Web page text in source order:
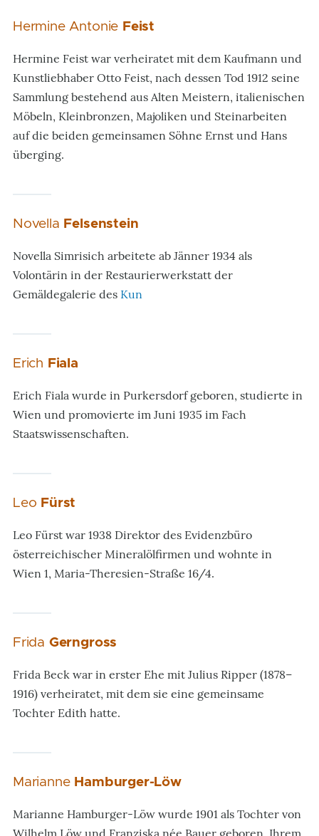
Hermine Antonie Feist
Hermine Feist war verheiratet mit dem Kaufmann und
Kunstliebhaber Otto Feist, nach dessen Tod 1912 seine
Sammlung bestehend aus Alten Meistern, italienischen
Möbeln, Kleinbronzen, Majoliken und Steinarbeiten
auf die beiden gemeinsamen Söhne Ernst und Hans
überging.
Novella Felsenstein
Novella Simrisich arbeitete ab Jänner 1934 als
Volontärin in der Restaurierwerkstatt der
Gemäldegalerie des Kun
Erich Fiala
Erich Fiala wurde in Purkersdorf geboren, studierte in
Wien und promovierte im Juni 1935 im Fach
Staatswissenschaften.
Leo Fürst
Leo Fürst war 1938 Direktor des Evidenzbüro
österreichischer Mineralölfirmen und wohnte in
Wien 1, Maria-Theresien-Straße 16/4.
Frida Gerngross
Frida Beck war in erster Ehe mit Julius Ripper (1878–
1916) verheiratet, mit dem sie eine gemeinsame
Tochter Edith hatte.
Marianne Hamburger-Löw
Marianne Hamburger-Löw wurde 1901 als Tochter von
Wilhelm Löw und Franziska née Bauer geboren. Ihrem